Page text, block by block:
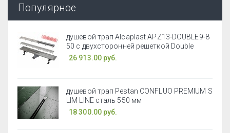
Популярное
душевой трап Alcaplast APZ13-DOUBLE9-8
50 с двухсторонней решеткой Double
26 913.00 руб.
душевой трап Pestan CONFLUO PREMIUM S
LIM LINE сталь 550 мм
18 300.00 руб.